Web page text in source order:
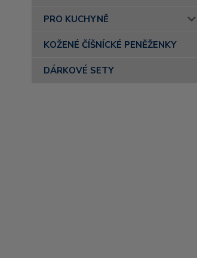
PRO KUCHYNĚ
KOŽENÉ ČÍŠNÍCKÉ PENĚŽENKY
DÁRKOVÉ SETY